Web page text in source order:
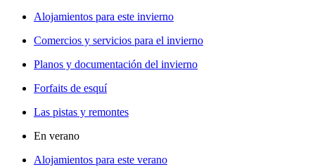
Alojamientos para este invierno
Comercios y servicios para el invierno
Planos y documentación del invierno
Forfaits de esquí
Las pistas y remontes
En verano
Alojamientos para este verano